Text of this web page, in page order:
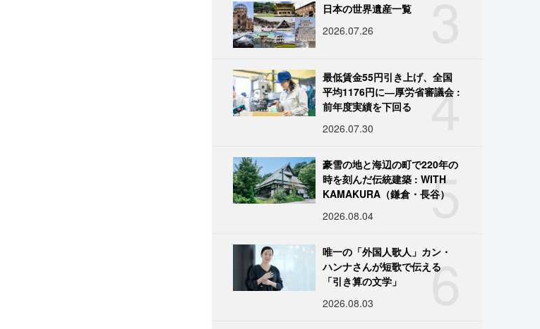
日本の世界遺産一覧
2026.07.26
4
最低賃金55円引き上げ、全国
平均1176円に―厚労省審議会 :
前年度実績を下回る
2026.07.30
5
豪雪の地と海辺の町で220年の
時を刻んだ伝統建築 : WITH
KAMAKURA（鎌倉・長谷）
2026.08.04
6
唯一の「外国人歌人」カン・
ハンナさんが短歌で伝える
「引き算の文学」
2026.08.03